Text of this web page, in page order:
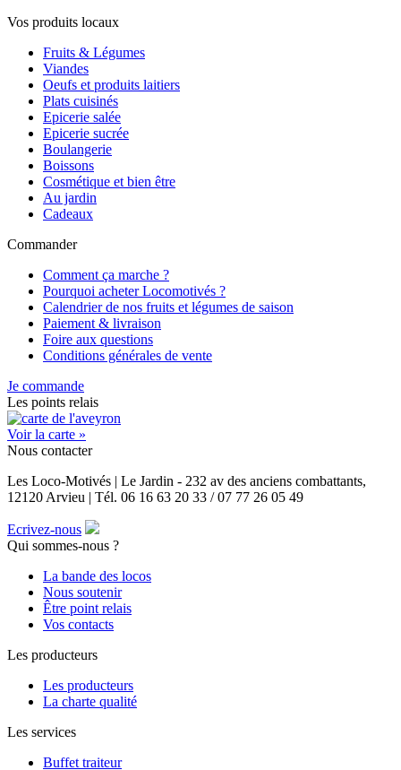
Vos produits locaux
Fruits & Légumes
Viandes
Oeufs et produits laitiers
Plats cuisinés
Epicerie salée
Epicerie sucrée
Boulangerie
Boissons
Cosmétique et bien être
Au jardin
Cadeaux
Commander
Comment ça marche ?
Pourquoi acheter Locomotivés ?
Calendrier de nos fruits et légumes de saison
Paiement & livraison
Foire aux questions
Conditions générales de vente
Je commande
Les points relais
Voir la carte »
Nous contacter
Les Loco-Motivés | Le Jardin - 232 av des anciens combattants,
12120 Arvieu | Tél. 06 16 63 20 33 / 07 77 26 05 49
Ecrivez-nous
Qui sommes-nous ?
La bande des locos
Nous soutenir
Être point relais
Vos contacts
Les producteurs
Les producteurs
La charte qualité
Les services
Buffet traiteur